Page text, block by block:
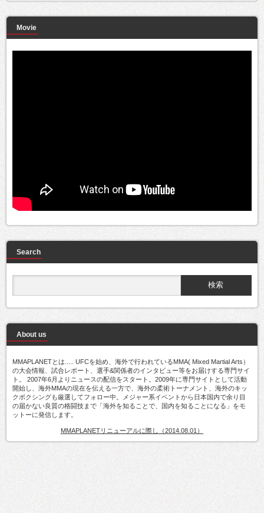
Movie
Search
About us
MMAPLANETとは..... UFCを始め、海外で行われているMMA( Mixed Martial Arts）
の大会情報、試合レポート、選手&関係者のインタビュー等をお届けする専門サイ
ト。 2007年6月よりニュースの配信をスタート。2009年に専門サイトとして活動
開始し、海外MMAの現在を伝える一方で、海外の柔術トーナメント、海外のキッ
クボクシングも厳選してフォロー中。メジャー系イベントから日本国内で余り目
の届かない良質の格闘技まで「海外を知ることで、国内を知ることになる」をモ
ットーに発信します。
MMAPLANETリニューアルに際し（2014.08.01）